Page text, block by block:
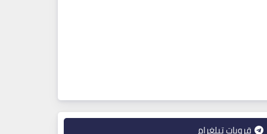
قروبات تيلغرام